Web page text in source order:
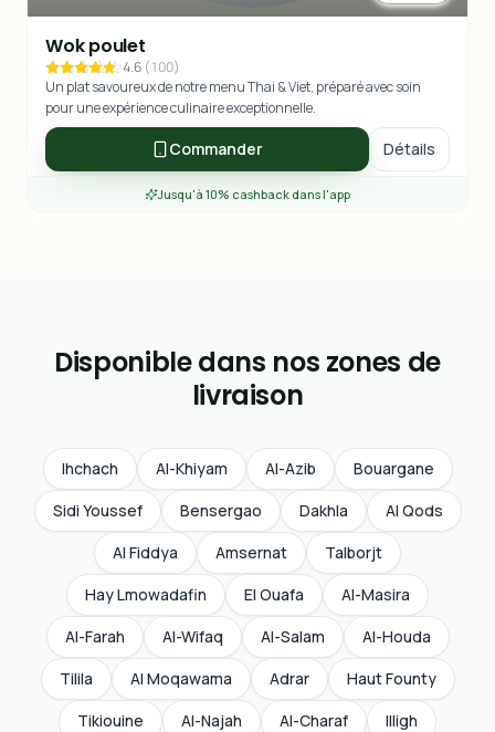
Wok poulet
4.6 (100)
Un plat savoureux de notre menu Thai & Viet, préparé avec soin
pour une expérience culinaire exceptionnelle.
Commander Détails
Jusqu'à 10% cashback dans l'app
Disponible dans nos zones de
livraison
Ihchach Al-Khiyam Al-Azib
Bouargane
Sidi Youssef
Bensergao Dakhla
Al Qods
Al Fiddya
Amsernat
Talborjt
Hay Lmowadafin
El Ouafa
Al-Masira
Al-Farah
Al-Wifaq Al-Salam
Al-Houda
Tilila
Al Moqawama Adrar
Haut Founty
Tikiouine
Al-Najah Al-Charaf
Illigh